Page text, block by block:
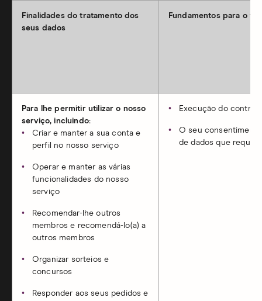
Finalidades do tratamento dos
seus dados
Fundamentos para o
Para lhe permitir utilizar o nosso
serviço, incluindo:
Criar e manter a sua conta e
perfil no nosso serviço
Operar e manter as várias
funcionalidades do nosso
serviço
Recomendar-lhe outros
membros e recomendá-lo(a) a
outros membros
Organizar sorteios e
concursos
Responder aos seus pedidos e
Execução do
O seu
de dados que